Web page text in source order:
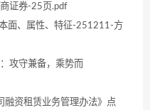
证券-25页.pdf
面、属性、特征-251211-方
攻守兼备，乘势而
资租赁业务管理办法》点